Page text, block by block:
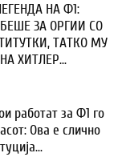
НА Ф1:
ЗА ОРГИИ СО
ТАТКО МУ
ХИТЛЕР...
работат за Ф1 го
Ова е слично